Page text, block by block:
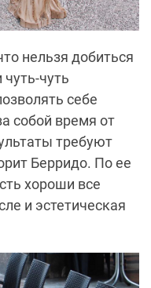
нельзя добиться
чуть
себе
собой время от
требуют
Берридо. По ее
хороши все
и эстетическая